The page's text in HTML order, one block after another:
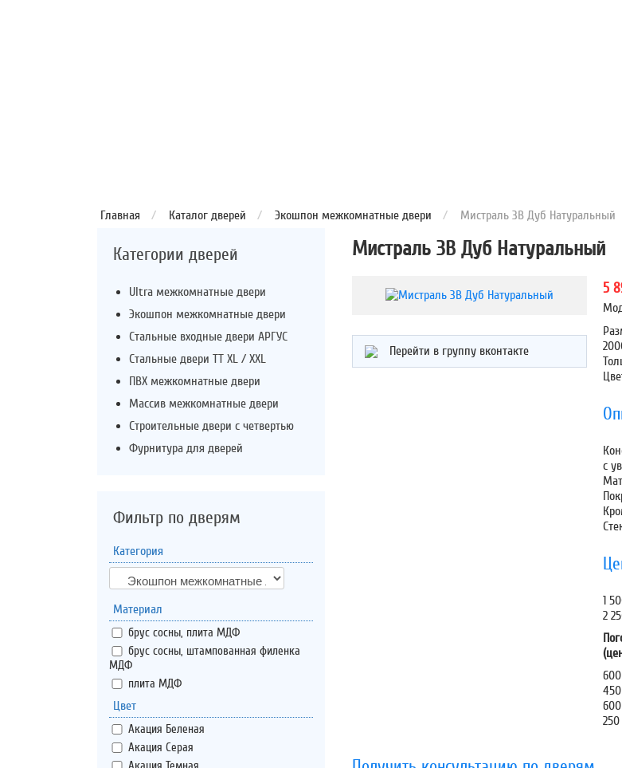
Главная / Каталог дверей / Экошпон межкомнатные двери / Мистраль 3B Дуб Натуральный
Категории дверей
Ultra межкомнатные двери
Экошпон межкомнатные двери
Стальные входные двери АРГУС
Стальные двери ТТ XL / XXL
ПВХ межкомнатные двери
Массив межкомнатные двери
Строительные двери с четвертью
Фурнитура для дверей
Фильтр по дверям
Категория
Материал
брус сосны, плита МДФ
брус сосны, штампованная филенка
МДФ
плита МДФ
Цвет
Акация Беленая
Акация Серая
Акация Темная
Мистраль 3B Дуб Натуральный
Перейти в группу вконтакте
5
с
1
2